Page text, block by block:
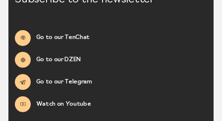
Go to our TenChat
Go to our DZEN
Go to our Telegram
Watch on Youtube